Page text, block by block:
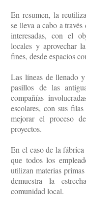
En resumen, la
se lleva a cabo a través
interesadas, con el
locales y aprovechar
fines, desde espacios
Las líneas de llenado
pasillos de las
compañías
escolares, con sus
mejorar el proceso
proyectos.
En el caso de la
que todos los
utilizan materias
demuestra la
comunidad local.